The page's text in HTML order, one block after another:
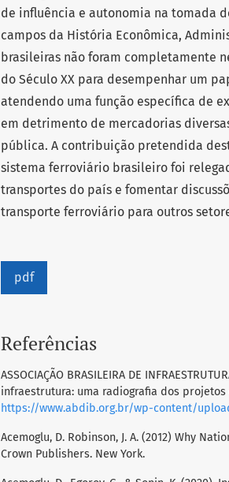
de influência e autonomia na tomada
campos da História Econômica,
brasileiras não foram completamente
do Século XX para desempenhar um
atendendo uma função específica de
em detrimento de mercadorias
pública. A contribuição pretendida
sistema ferroviário brasileiro foi
transportes do país e fomentar
transporte ferroviário para outros
pdf
Referências
ASSOCIAÇÃO BRASILEIRA DE
infraestrutura: uma radiografia dos
https://www.abdib.org.br/wp-content/
Acemoglu, D. Robinson, J. A. (2012) Why
Crown Publishers. New York.